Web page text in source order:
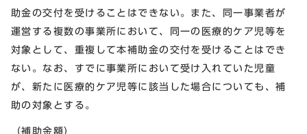
助金の交付を受けることはできない。また、同一事業者が
運営する複数の事業所において、同一の医療的ケア児等を
対象として、重複して本補助金の交付を受けることはでき
ない。なお、すでに事業所において受け入れていた児童
が、新たに医療的ケア児等に該当した場合についても、補
助の対象とする。
（補助金額）